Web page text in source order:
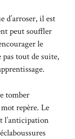
d’arroser, il est
peut souffler
le
tout de suite,
tomber
repère. Le
l’anticipation